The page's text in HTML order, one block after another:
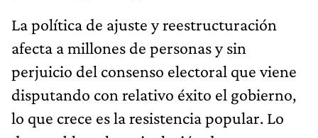
La política de ajuste y reestructuración
afecta a millones de personas y sin
perjuicio del consenso electoral que viene
disputando con relativo éxito el gobierno,
lo que crece es la resistencia popular. Lo